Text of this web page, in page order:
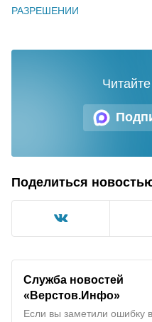
РАЗРЕШЕНИИ
Поделиться
Служба новостей
«Верстов.Инфо»
Если вы заметили ошибку в